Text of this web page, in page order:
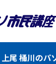
尾 桶川のパ